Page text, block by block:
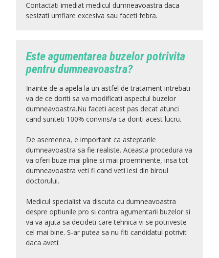
Contactati imediat medicul dumneavoastra daca
sesizati umflare excesiva sau faceti febra.
Este agumentarea buzelor potrivita
pentru dumneavoastra?
Inainte de a apela la un astfel de tratament intrebati-
va de ce doriti sa va modificati aspectul buzelor
dumneavoastra.Nu faceti acest pas decat atunci
cand sunteti 100% convins/a ca doriti acest lucru.
De asemenea, e important ca asteptarile
dumneavoastra sa fie realiste. Aceasta procedura va
va oferi buze mai pline si mai proeminente, insa tot
dumneavoastra veti fi cand veti iesi din biroul
doctorului.
Medicul specialist va discuta cu dumneavoastra
despre optiunile pro si contra agumentarii buzelor si
va va ajuta sa decideti care tehnica vi se potriveste
cel mai bine. S-ar putea sa nu fiti candidatul potrivit
daca aveti: